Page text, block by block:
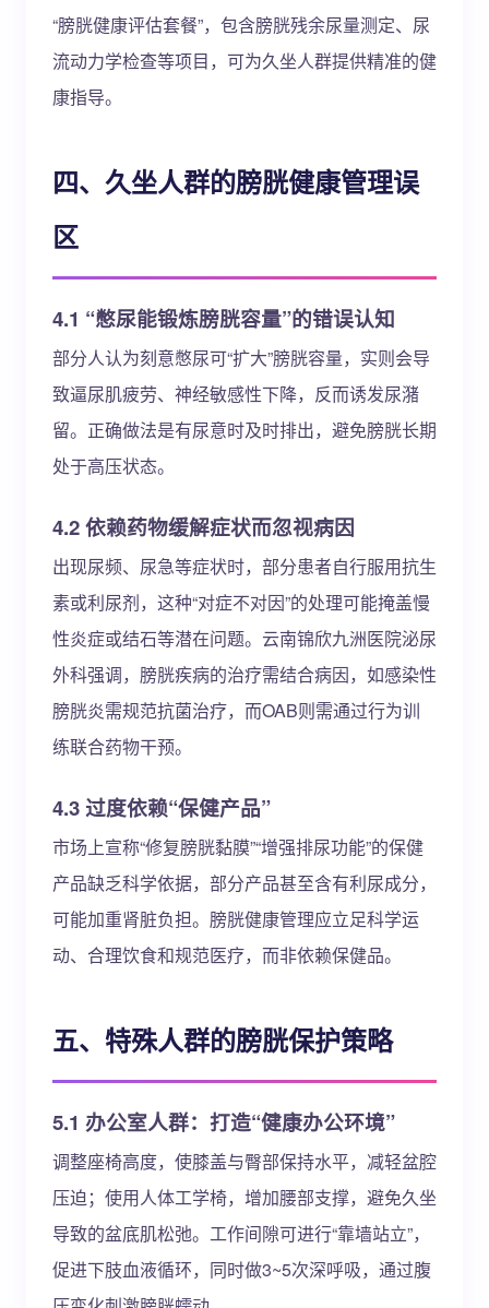
“膀胱健康评估套餐”，包含膀胱残余尿量测定、尿
流动力学检查等项目，可为久坐人群提供精准的健
康指导。
四、久坐人群的膀胱健康管理误
区
4.1 “憋尿能锻炼膀胱容量”的错误认知
部分人认为刻意憋尿可“扩大”膀胱容量，实则会导
致逼尿肌疲劳、神经敏感性下降，反而诱发尿潴
留。正确做法是有尿意时及时排出，避免膀胱长期
处于高压状态。
4.2 依赖药物缓解症状而忽视病因
出现尿频、尿急等症状时，部分患者自行服用抗生
素或利尿剂，这种“对症不对因”的处理可能掩盖慢
性炎症或结石等潜在问题。云南锦欣九洲医院泌尿
外科强调，膀胱疾病的治疗需结合病因，如感染性
膀胱炎需规范抗菌治疗，而OAB则需通过行为训
练联合药物干预。
4.3 过度依赖“保健产品”
市场上宣称“修复膀胱黏膜”“增强排尿功能”的保健
产品缺乏科学依据，部分产品甚至含有利尿成分，
可能加重肾脏负担。膀胱健康管理应立足科学运
动、合理饮食和规范医疗，而非依赖保健品。
五、特殊人群的膀胱保护策略
5.1 办公室人群：打造“健康办公环境”
调整座椅高度，使膝盖与臀部保持水平，减轻盆腔
压迫；使用人体工学椅，增加腰部支撑，避免久坐
导致的盆底肌松弛。工作间隙可进行“靠墙站立”，
促进下肢血液循环，同时做3~5次深呼吸，通过腹